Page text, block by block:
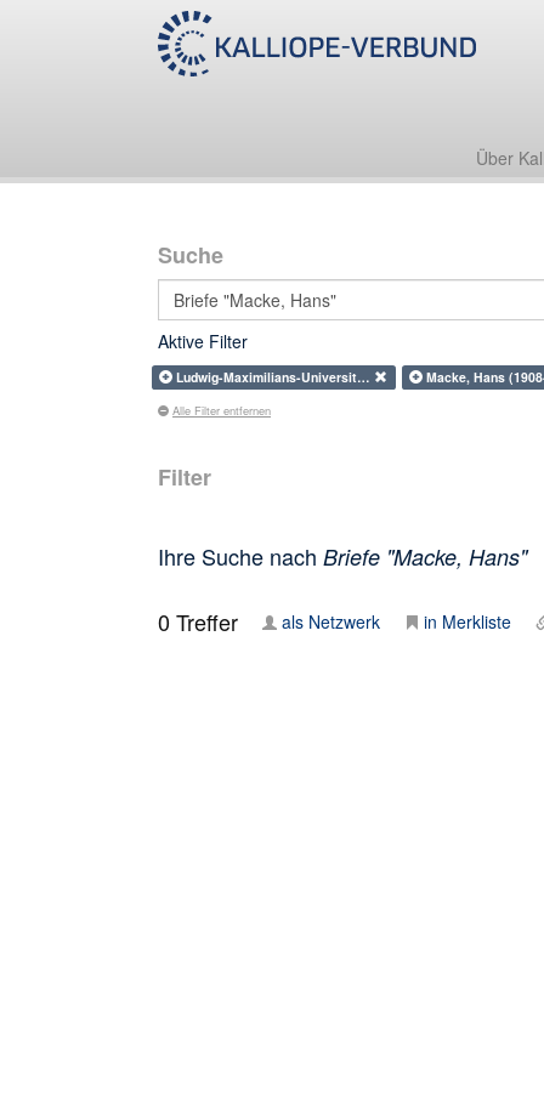
Über
Suche
Aktive Filter
Ludwig-Maximilians-Universit… Macke, Hans
Alle Filter entfernen
Filter
Ihre Suche nach Briefe "Macke, Hans"
0Treffer als Netzwerk in Merkliste